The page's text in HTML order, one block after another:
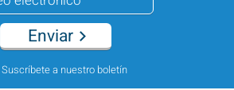
Suscríbete a nuestro boletín
Enviar